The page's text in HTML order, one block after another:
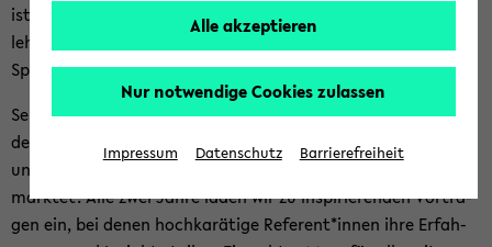
ist das Event von Stu­die­ren­den für Stu­die­ren­de – span­nend,
lehr­reich und vol­ler wert­vol­ler Ein­bli­cke in die Welt des
Sport­ma­nage­ments.
Seit der ers­ten Aus­ga­be am 20. Juni 2007 wird das Event von
den Stu­die­ren­den des Se­mi­nars „Event­ma­nage­ment II“
unter der Lei­tung von Dr. Ste­fan Pfaff or­ga­ni­siert und ver­
mark­tet. Alle zwei Jahre laden wir zu in­spi­rie­ren­den Vor­trä­
gen ein, bei denen hoch­ka­rä­ti­ge Re­fe­rent*innen ihre Er­fah­
Alle akzeptieren
Nur notwendige Cookies zulassen
Impressum Datenschutz Barrierefreiheit